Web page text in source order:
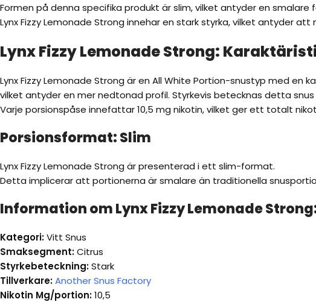
Formen på denna specifika produkt är slim, vilket antyder en
Lynx Fizzy Lemonade Strong innehar en stark styrka, vilket antyder
Lynx Fizzy Lemonade Strong:
Lynx Fizzy Lemonade Strong är en All White Portion-snustyp med en
vilket antyder en mer nedtonad profil. Styrkevis betecknas detta
Varje porsionspåse innefattar 10,5 mg nikotin, vilket ger ett totalt
Porsionsformat: Slim
Lynx Fizzy Lemonade Strong är presenterad i ett slim-format.
Detta implicerar att portionerna är smalare än traditionella
Information om Lynx Fizzy Lemonade
Kategori:Vitt Snus
Smaksegment:Citrus
Styrkebeteckning:Stark
Tillverkare:Another Snus Factory
Nikotin Mg/portion:10,5